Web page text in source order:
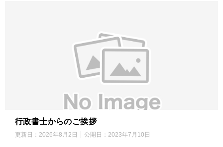
行政書士からのご挨拶
更新日： 2026年8月2日 公開日： 2023年7月10日